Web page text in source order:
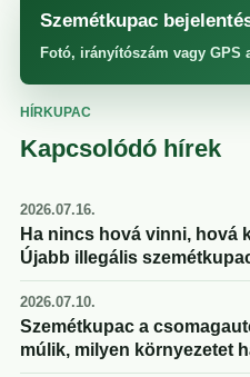
Szemétkupac
Fotó, irányítószám vagy GPS
HÍRKUPAC
Kapcsolódó hírek
2026.07.16.
Ha nincs hová vinni, hová
Újabb illegális
2026.07.10.
Szemétkupac a
múlik, milyen környezetet